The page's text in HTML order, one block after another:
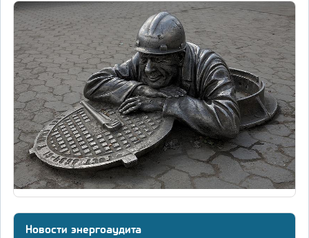
Новости энергоаудита